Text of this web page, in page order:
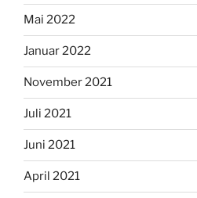
Mai 2022
Januar 2022
November 2021
Juli 2021
Juni 2021
April 2021